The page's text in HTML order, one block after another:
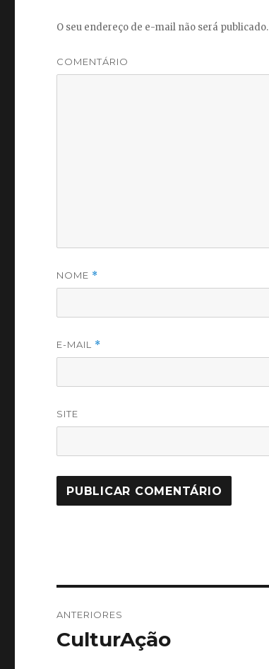
O seu endereço de e-mail não será publicado.
COMENTÁRIO
NOME *
E-MAIL *
SITE
de
ANTERIORES
Post
CulturAção